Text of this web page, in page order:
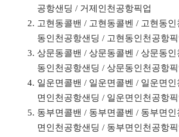
공항샌딩 / 거제인천공항픽업
고현동콜밴 / 고현동콜벤 / 고현동인
동인천공항샌딩 / 고현동인천공항픽
상문동콜밴 / 상문동콜벤 / 상문동
동인천공항샌딩 / 상문동인천공항픽
일운면콜밴 / 일운면콜벤 / 일운면
면인천공항샌딩 / 일운면인천공항픽
동부면콜밴 / 동부면콜벤 / 동부면
면인천공항샌딩 / 동부면인천공항픽